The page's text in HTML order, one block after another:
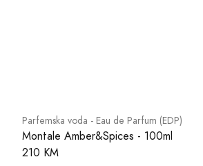
Parfemska voda - Eau de Parfum (EDP)
Montale Amber&Spices - 100ml
210 KM